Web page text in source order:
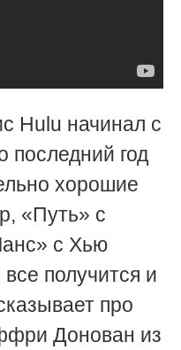
Hulu начинал с
последний год
хорошие
«Путь» с
с Хью
получится и
про
Донован из